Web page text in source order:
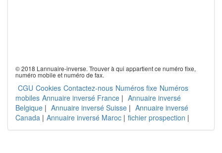
© 2018 Lannuaire-inverse. Trouver à qui appartient ce numéro fixe,
numéro mobile et numéro de fax.
CGU Cookies Contactez-nous Numéros fixe Numéros
mobiles Annuaire inversé France | Annuaire inversé
Belgique | Annuaire inversé Suisse | Annuaire inversé
Canada | Annuaire inversé Maroc | fichier prospection |